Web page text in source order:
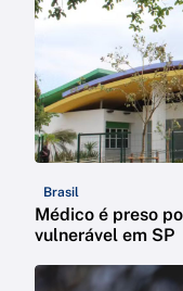
Brasil
Médico é preso
vulnerável em SP